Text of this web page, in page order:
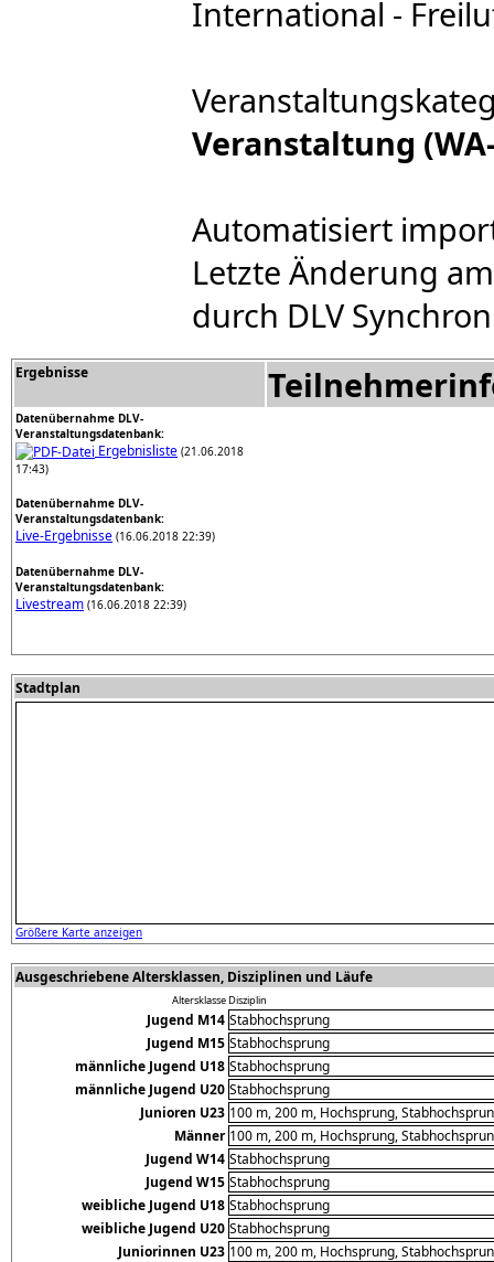
International -
Veranstaltung
Automatisiert
Letzte Änderung
durch DLV
Ergebnisse
Datenübernahme DLV-
Veranstaltungsdatenbank:
Ergebnisliste (21.06.2018
17:43)
Datenübernahme DLV-
Veranstaltungsdatenbank:
Live-Ergebnisse (16.06.2018 22:39)
Datenübernahme DLV-
Veranstaltungsdatenbank:
Livestream (16.06.2018 22:39)
Stadtplan
Größere Karte anzeigen
Ausgeschriebene Altersklassen, Disziplinen und Läufe
AltersklasseDisziplin
Jugend M14 Stabhochsprung
Jugend M15 Stabhochsprung
männliche Jugend U18 Stabhochsprung
männliche Jugend U20 Stabhochsprung
Junioren U23 100 m, 200 m, Hochsprung,
Männer 100 m, 200 m, Hochsprung,
Jugend W14 Stabhochsprung
Jugend W15 Stabhochsprung
weibliche Jugend U18 Stabhochsprung
weibliche Jugend U20 Stabhochsprung
Juniorinnen U23 100 m, 200 m, Hochsprung,